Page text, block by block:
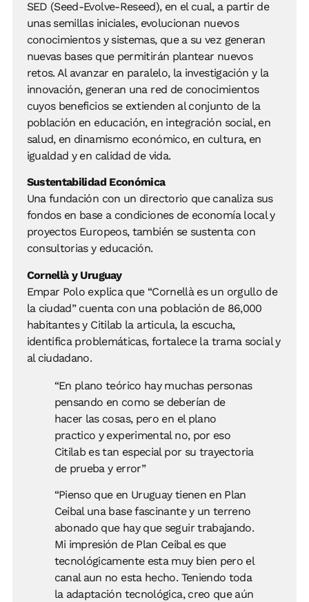
SED (Seed-Evolve-Reseed), en el cual, a partir de
unas semillas iniciales, evolucionan nuevos
conocimientos y sistemas, que a su vez generan
nuevas bases que permitirán plantear nuevos
retos. Al avanzar en paralelo, la investigación y la
innovación, generan una red de conocimientos
cuyos beneficios se extienden al conjunto de la
población en educación, en integración social, en
salud, en dinamismo económico, en cultura, en
igualdad y en calidad de vida.
Sustentabilidad Económica
Una fundación con un directorio que canaliza sus
fondos en base a condiciones de economía local y
proyectos Europeos, también se sustenta con
consultorias y educación.
Cornellà y Uruguay
Empar Polo explica que “Cornellà es un orgullo de
la ciudad” cuenta con una población de 86,000
habitantes y Citilab la articula, la escucha,
identifica problemáticas, fortalece la trama social y
al ciudadano.
“En plano teórico hay muchas personas
pensando en como se deberían de
hacer las cosas, pero en el plano
practico y experimental no, por eso
Citilab es tan especial por su trayectoria
de prueba y error”
“Pienso que en Uruguay tienen en Plan
Ceibal una base fascinante y un terreno
abonado que hay que seguir trabajando.
Mi impresión de Plan Ceibal es que
tecnológicamente esta muy bien pero el
canal aun no esta hecho. Teniendo toda
la adaptación tecnológica, creo que aún